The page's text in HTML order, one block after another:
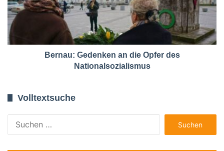
Bernau: Gedenken an die Opfer des
Nationalsozialismus
Volltextsuche
nach: